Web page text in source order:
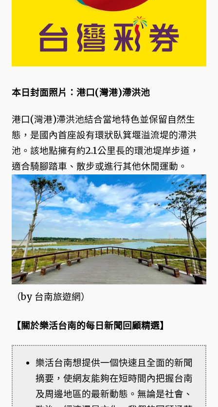
本日封面照片：港口(灣港)滯洪池
港口(灣港)滯洪池結合當地特色並保留自然生
態，是國內首座設有環狀臥箕堰溢流堤的滯洪
池。該地點擁有約2.1公里長的環池堤岸步道，
適合騎腳踏車、散步或進行其他休閒運動。
（by 台南旅遊網）
【關於樂活台南的每日新聞回顧精選】
樂活台南想提供一個快速且全面的新聞
摘要，使網友能夠在短時間內把握台南
及周邊地區的最新動態。無論是社會、